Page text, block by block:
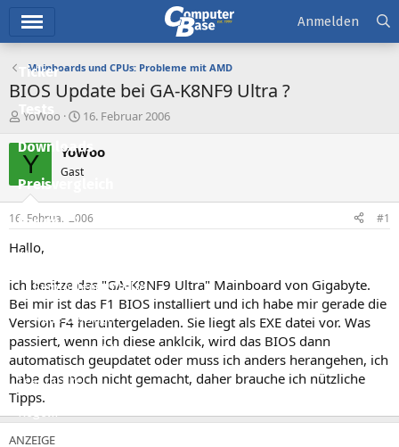
Ticker
Tests
Downloads
Preisvergleich
Forum
Aktuelles
Empfohlene Inhalte
Neue Beiträge
Neueste Aktivitäten
Leserartikel
Regeln
Anmelden
Mainboards und CPUs: Probleme mit AMD
BIOS Update bei GA-K8NF9 Ultra ?
E
s
t
e
e
r
YoWoo
E
s
e
l
t
16. Februar 2006
Y YoWoo
Gast
16. Februar 2006 #1
Hallo,
ich besitze das "GA-K8NF9 Ultra" Mainboard von Gigabyte.
Bei mir ist das F1 BIOS installiert und ich habe mir gerade die
Version F4 heruntergeladen. Sie liegt als EXE datei vor. Was
passiert, wenn ich diese anklcik, wird das BIOS dann
automatisch geupdatet oder muss ich anders herangehen, ich
habe das noch nicht gemacht, daher brauche ich nützliche
Tipps.